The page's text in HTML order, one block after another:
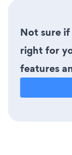
Not sure if
right for
features